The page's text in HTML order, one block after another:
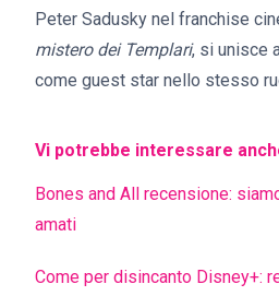
Peter Sadusky nel franchise
mistero dei Templari, si unisce
come guest star nello stesso
Vi potrebbe interessare
Bones and All recensione:
amati
Come per disincanto Disney+: